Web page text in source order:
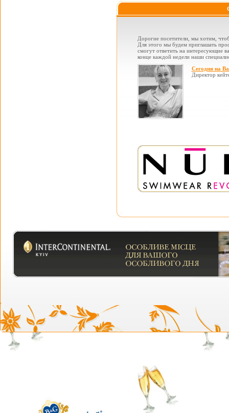
Дорогие посетители, мы хотим,
Для этого мы будем приглашать
смогут ответить на интересующие
конце каждой недели наши
Сегодня на
Директор